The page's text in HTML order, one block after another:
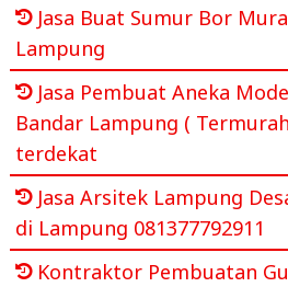
Jasa Buat Sumur Bor
Lampung
Jasa Pembuat Aneka
Bandar Lampung (
terdekat
Jasa Arsitek Lampung
di Lampung 081377792911
Kontraktor Pembuatan